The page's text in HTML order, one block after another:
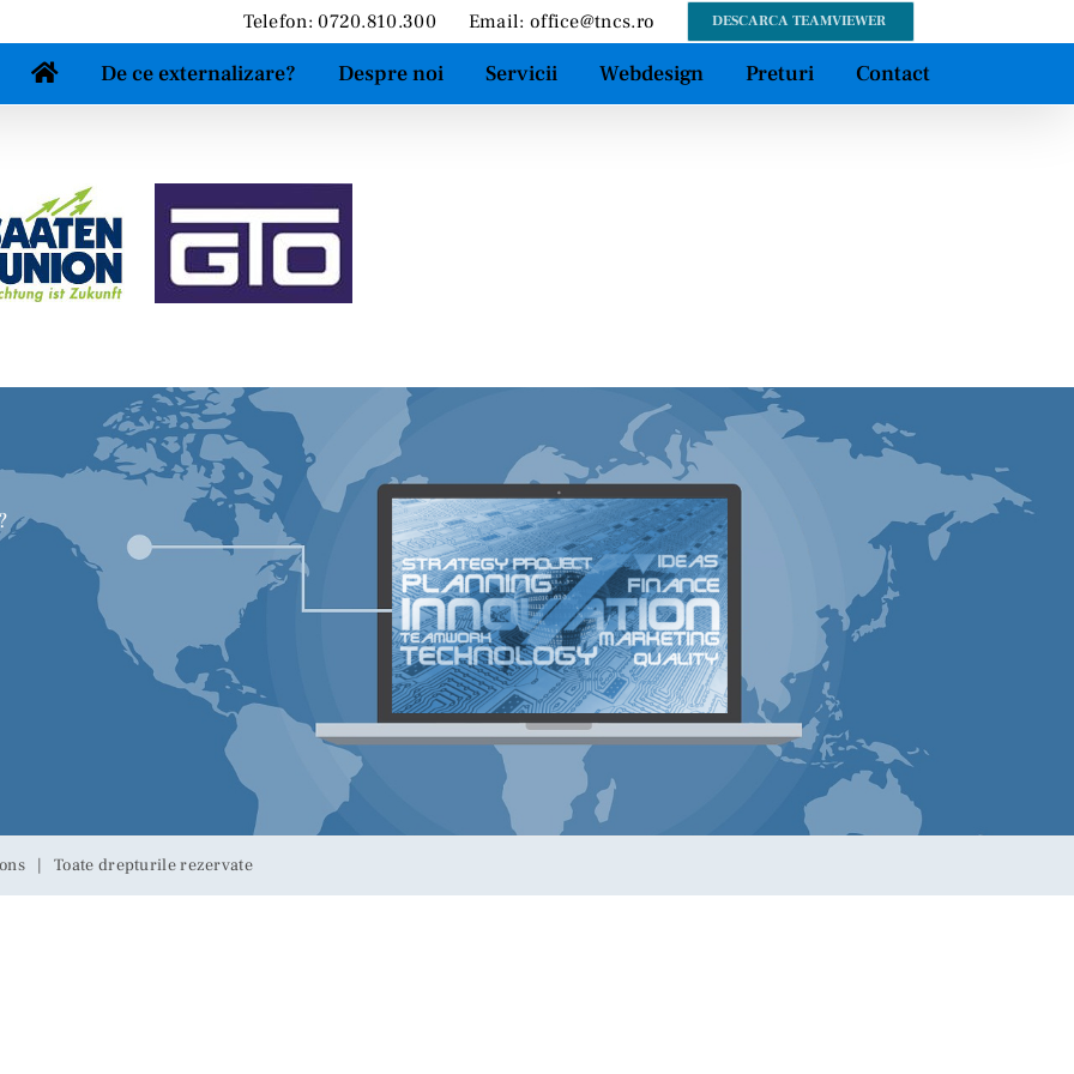
Telefon: 0720.810.300 Email: office@tncs.ro DESCARCA TEAMVIEWER
De ce externalizare? Despre noi Servicii Webdesign Preturi Contact
| Toate drepturile rezervate